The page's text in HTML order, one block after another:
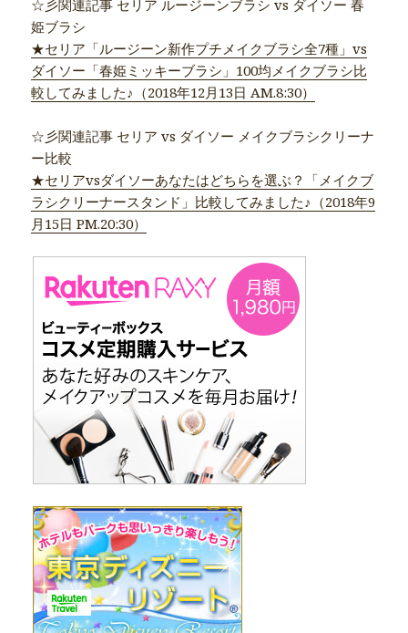
☆彡関連記事 セリア ルージーンブラシ vs ダイソー 春
姫ブラシ
★セリア「ルージーン新作プチメイクブラシ全7種」vs
ダイソー「春姫ミッキーブラシ」100均メイクブラシ比
較してみました♪（2018年12月13日 AM.8:30）
☆彡関連記事 セリア vs ダイソー メイクブラシクリーナ
ー比較
★セリアvsダイソーあなたはどちらを選ぶ？「メイクブ
ラシクリーナースタンド」比較してみました♪（2018年9
月15日 PM.20:30）